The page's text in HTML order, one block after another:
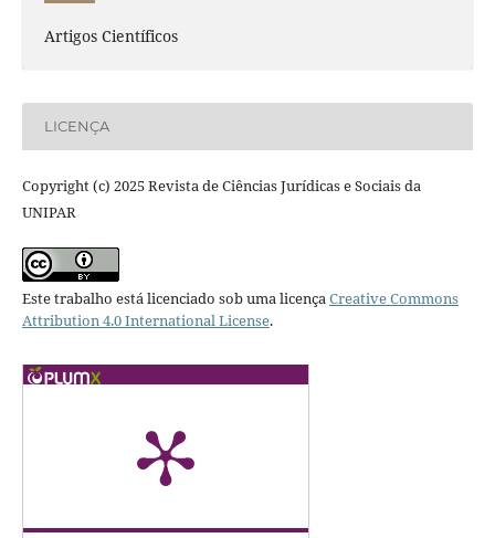
Artigos Científicos
LICENÇA
Copyright (c) 2025 Revista de Ciências Jurídicas e Sociais da
UNIPAR
Este trabalho está licenciado sob uma licençaCreative Commons
Attribution 4.0 International License.